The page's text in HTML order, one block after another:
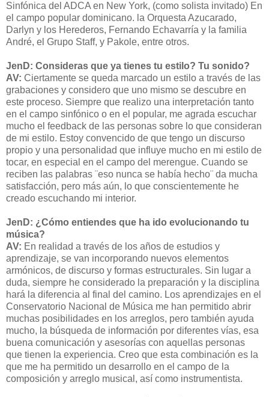
Sinfónica del ADCA en New York, (como solista invitado) En
el campo popular dominicano. la Orquesta Azucarado,
Darlyn y los Herederos, Fernando Echavarría y la familia
André, el Grupo Staff, y Pakole, entre otros.
JenD: Consideras que ya tienes tu estilo? Tu sonido?
AV: Ciertamente se queda marcado un estilo a través de las
grabaciones y considero que uno mismo se descubre en
este proceso. Siempre que realizo una interpretación tanto
en el campo sinfónico o en el popular, me agrada escuchar
mucho el feedback de las personas sobre lo que consideran
de mi estilo. Estoy convencido de que tengo un discurso
propio y una personalidad que influye mucho en mi estilo de
tocar, en especial en el campo del merengue. Cuando se
reciben las palabras ¨eso nunca se había hecho¨ da mucha
satisfacción, pero más aún, lo que conscientemente he
creado escuchando mi interior.
JenD: ¿Cómo entiendes que ha ido evolucionando tu
música?
AV: En realidad a través de los años de estudios y
aprendizaje, se van incorporando nuevos elementos
armónicos, de discurso y formas estructurales. Sin lugar a
duda, siempre he considerado la preparación y la disciplina
hará la diferencia al final del camino. Los aprendizajes en el
Conservatorio Nacional de Música me han permitido abrir
muchas posibilidades en los arreglos, pero también ayuda
mucho, la búsqueda de información por diferentes vías, esa
buena comunicación y asesorías con aquellas personas
que tienen la experiencia. Creo que esta combinación es la
que me ha permitido un desarrollo en el campo de la
composición y arreglo musical, así como instrumentista.